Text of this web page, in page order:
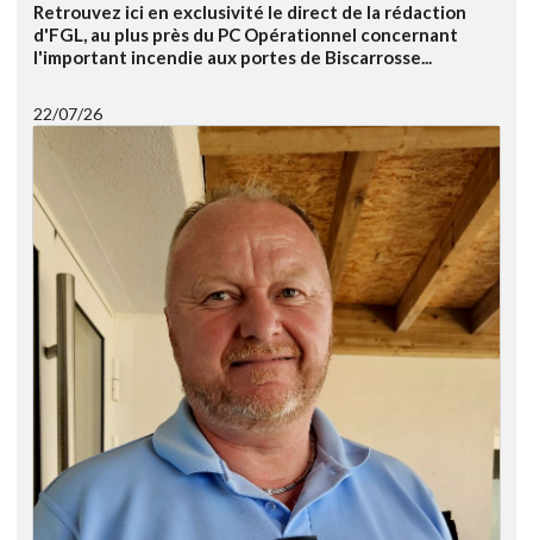
Retrouvez ici en exclusivité le direct de la rédaction
d'FGL, au plus près du PC Opérationnel concernant
l'important incendie aux portes de Biscarrosse...
22/07/26